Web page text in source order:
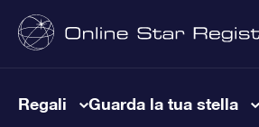
Regali Guarda la tua stella